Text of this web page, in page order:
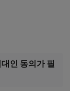
인 동의가 필